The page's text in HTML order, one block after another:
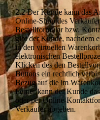
2.2 Der Kunde kann das
Online-Shop des
Bestellformular bzw.
gibt der Kunde, nachdem
in den virtuellen
elektronischen
Klicken des den
Buttons ein rechtlich
Bezug auf die im
Ferner kann der Kunde
oder per Online-
Verkäufer abgeben.